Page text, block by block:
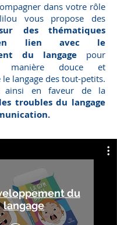
dans votre rôle
vous propose des
des thématiques
en lien avec le
du langage pour
manière douce et
langage des tout-petits.
ainsi en faveur de la
troubles du langage
du
langage